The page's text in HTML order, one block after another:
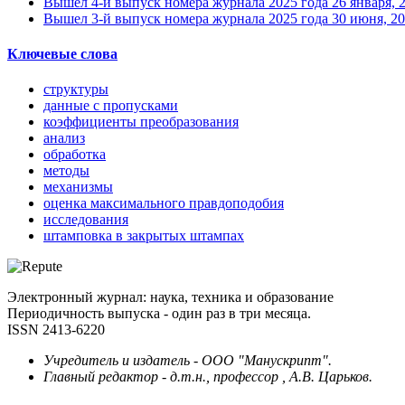
Вышел 3-й выпуск номера журнала 2025 года 30 июня,
Ключевые слова
структуры
данные с пропусками
коэффициенты преобразования
анализ
обработка
методы
механизмы
оценка максимального правдоподобия
исследования
штамповка в закрытых штампах
Электронный журнал: наука, техника и образование
Периодичность выпуска - один раз в три месяца.
ISSN 2413-6220
Учредитель и издатель - ООО "Манускрипт".
Главный редактор - д.т.н., профессор , А.В. Царьков.